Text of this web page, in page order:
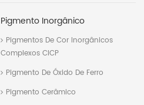
Pigmento Inorgânico
Pigmentos De Cor Inorgânicos
Complexos CICP
Pigmento De Óxido De Ferro
Pigmento Cerâmico